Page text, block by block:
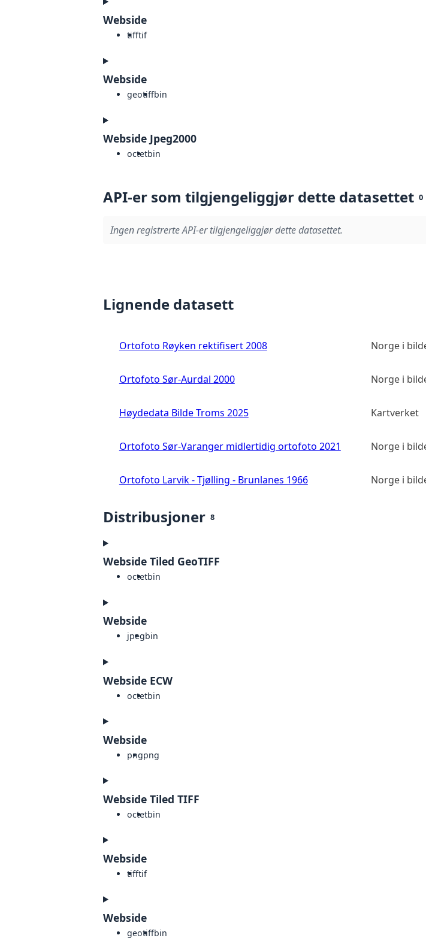
Webside
tifftif
Webside
geotiffbin
Webside Jpeg2000
octetbin
API-er som tilgjengeliggjør dette datasettet 0
Ingen registrerte API-er tilgjengeliggjør dette datasettet.
Lignende datasett
Ortofoto Røyken rektifisert 2008 Norge i
Ortofoto Sør-Aurdal 2000 Norge i
Høydedata Bilde Troms 2025 Kartverket
Ortofoto Sør-Varanger midlertidig ortofoto 2021 Norge i
Ortofoto Larvik - Tjølling - Brunlanes 1966 Norge i
Distribusjoner 8
Webside Tiled GeoTIFF
octetbin
Webside
jpegbin
Webside ECW
octetbin
Webside
pngpng
Webside Tiled TIFF
octetbin
Webside
tifftif
Webside
geotiffbin